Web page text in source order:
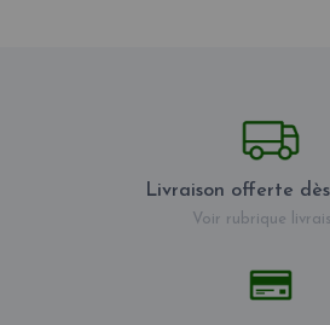
Livraison offerte
Voir rubrique